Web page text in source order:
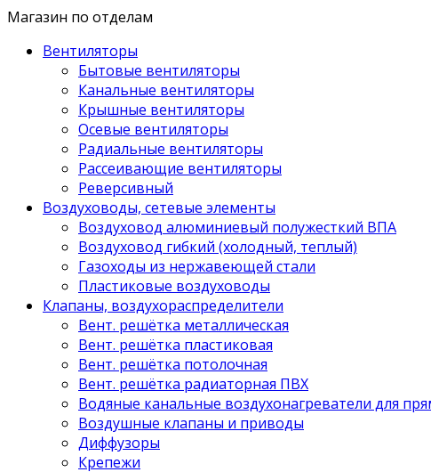
Магазин по отделам
Вентиляторы
Бытовые вентиляторы
Канальные вентиляторы
Крышные вентиляторы
Осевые вентиляторы
Радиальные вентиляторы
Рассеивающие вентиляторы
Реверсивный
Воздуховоды, сетевые элементы
Воздуховод алюминиевый полужесткий ВПА
Воздуховод гибкий (холодный, теплый)
Газоходы из нержавеющей стали
Пластиковые воздуховоды
Клапаны, воздухораспределители
Вент. решётка металлическая
Вент. решётка пластиковая
Вент. решётка потолочная
Вент. решётка радиаторная ПВХ
Водяные канальные воздухонагреватели для
Воздушные клапаны и приводы
Диффузоры
Крепежи